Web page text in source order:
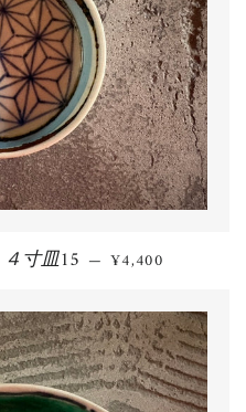
寸皿15 — 通常価格
¥4,400